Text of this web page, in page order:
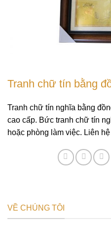
Tranh chữ tín bằng
Tranh chữ tín nghĩa bằng
cao cấp. Bức tranh chữ tín
hoặc phòng làm việc. Liên
VỀ CHÚNG TÔI